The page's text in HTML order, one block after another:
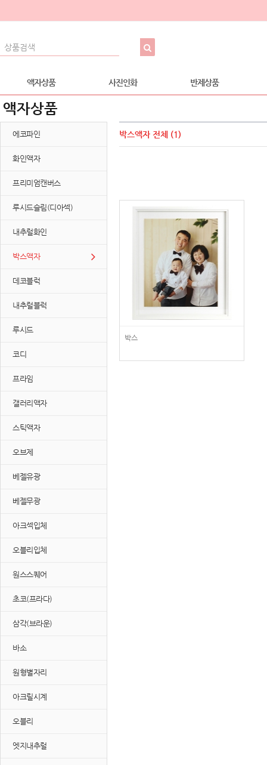
액자상품 사진인화 반제상품
액자상품
에코파인
화인액자
프리미엄캔버스
루시드슬림(디아섹)
내추럴화인
박스액자
데코블럭
내추럴블럭
루시드
코디
프라임
갤러리액자
스틱액자
오브제
베젤유광
베젤무광
아크섹입체
오블리입체
원스스퀘어
초코(프라다)
삼각(브라운)
바소
원형별자리
아크릴시계
오블리
엣지내추럴
박스액자 전체 (1)
박스